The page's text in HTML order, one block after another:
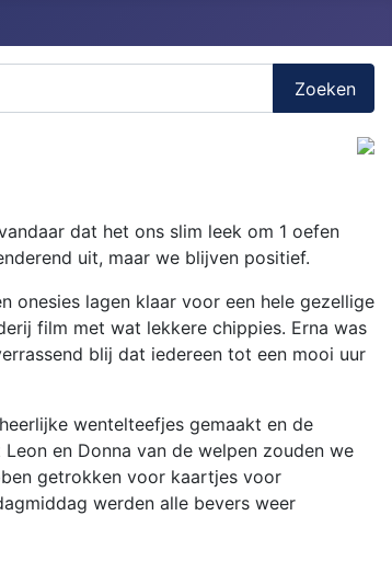
Zoeken
dat het ons slim leek om 1 oefen
uit, maar we blijven positief.
onesies lagen klaar voor een hele gezellige
film met wat lekkere chippies. Erna was
blij dat iedereen tot een mooi uur
wentelteefjes gemaakt en de
en Donna van de welpen zouden we
getrokken voor kaartjes voor
werden alle bevers weer